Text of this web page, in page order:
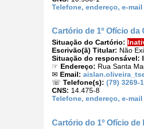
Telefone, endereço, e-
Cartório de 1º Ofício
Situação do Cartório:
Escrivão(ã) Titular: Não
Situação do responsável:
☞ Endereço: Rua Santa
✉ Email:
☏ Telefone(s): (79) 3269-
CNS: 14.475-8
Telefone, endereço, e-
Cartório do 1º Ofício de